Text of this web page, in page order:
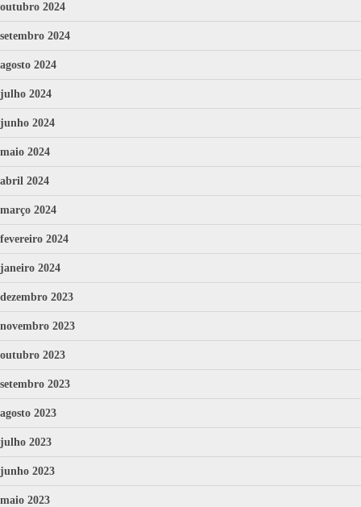
outubro 2024
setembro 2024
agosto 2024
julho 2024
junho 2024
maio 2024
abril 2024
março 2024
fevereiro 2024
janeiro 2024
dezembro 2023
novembro 2023
outubro 2023
setembro 2023
agosto 2023
julho 2023
junho 2023
maio 2023